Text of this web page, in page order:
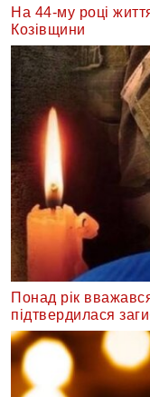
На 44-му році
Козівщини
Понад рік
підтвердилася